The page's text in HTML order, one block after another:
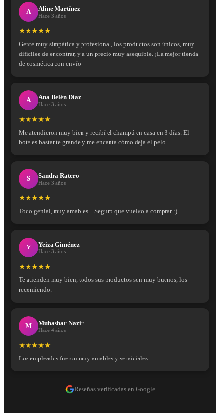
A Aline Martínez
Hace 3 años
★★★★★
Gente muy simpática y profesional, los productos son únicos, muy
difíciles de encontrar, y a un precio muy asequible. ¡La mejor tienda
de cosmética con envío!
A Ana Belén Díaz
Hace 3 años
★★★★★
Me atendieron muy bien y recibí el champú en casa en 3 días. El
bote es bastante grande y me encanta cómo deja el pelo.
S Sandra Ratero
Hace 3 años
★★★★★
Todo genial, muy amables... Seguro que vuelvo a comprar :)
Y Yeiza Giménez
Hace 3 años
★★★★★
Te atienden muy bien, todos sus productos son muy buenos, los
recomiendo.
M Mubashar Nazir
Hace 4 años
★★★★★
Los empleados fueron muy amables y serviciales.
Reseñas verificadas en Google